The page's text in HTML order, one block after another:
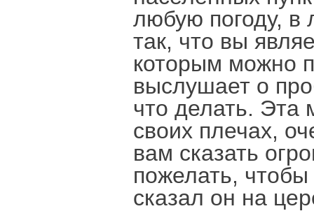
любую погоду, в
так, что вы
которым можно
выслушает о
что делать. Эта
своих плечах,
вам сказать
пожелать,
сказал он на